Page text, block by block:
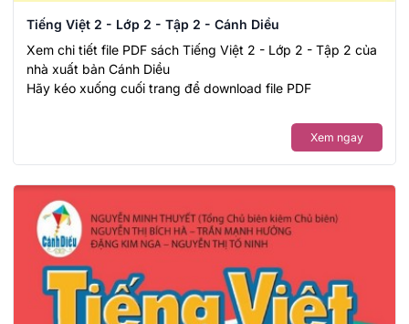
Tiếng Việt 2 - Lớp 2 - Tập 2 - Cánh Diều
Xem chi tiết file PDF sách Tiếng Việt 2 - Lớp 2 - Tập 2 của
nhà xuất bản Cánh Diều
Hãy kéo xuống cuối trang để download file PDF
Xem ngay